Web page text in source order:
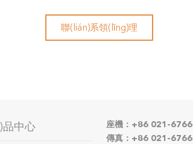
聯(lián)系領(lǐng)理
中心
座機：+86 021-
傳真：+86 021-